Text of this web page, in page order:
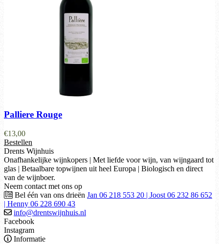
Palliere Rouge
€13,00
Bestellen
Drents Wijnhuis
Onafhankelijke wijnkopers | Met liefde voor wijn, van wijngaard tot
glas | Betaalbare topwijnen uit heel Europa | Biologisch en direct
van de wijnboer.
Neem contact met ons op
Bel één van ons drieën Jan 06 218 553 20 | Joost 06 232 86 652
| Henny 06 228 690 43
info@drentswijnhuis.nl
Facebook
Instagram
Informatie